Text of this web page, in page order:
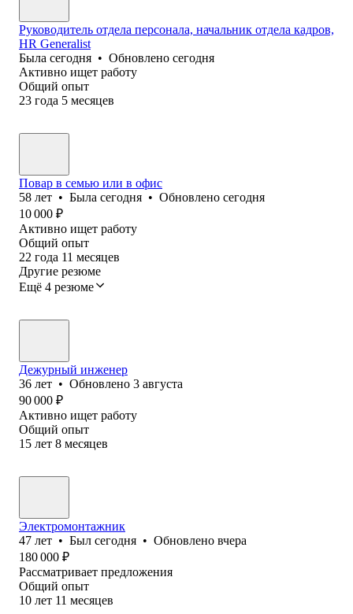
Руководитель отдела персонала, начальник отдела кадров,
HR Generalist
Была сегодня • Обновлено сегодня
Активно ищет работу
Общий опыт
23 года 5 месяцев
Повар в семью или в офис
58 лет • Была сегодня • Обновлено сегодня
10 000 ₽
Активно ищет работу
Общий опыт
22 года 11 месяцев
Другие резюме
Ещё 4 резюме
Дежурный инженер
36 лет • Обновлено 3 августа
90 000 ₽
Активно ищет работу
Общий опыт
15 лет 8 месяцев
Электромонтажник
47 лет • Был сегодня • Обновлено вчера
180 000 ₽
Рассматривает предложения
Общий опыт
10 лет 11 месяцев